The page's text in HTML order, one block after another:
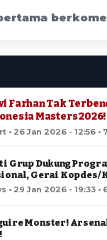
Farhan Tak
Masters 2026!
• 26 Jan 2026 - 12:56 •
Grup Dukung
Gerai Kopdes/
yang Tercepat
• 29 Jan 2026 - 19:33 •
Monster!